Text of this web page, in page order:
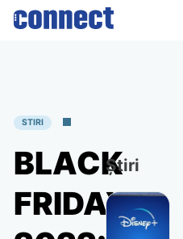
Skip
STIRI
BLACK
FRIDAY
Știri